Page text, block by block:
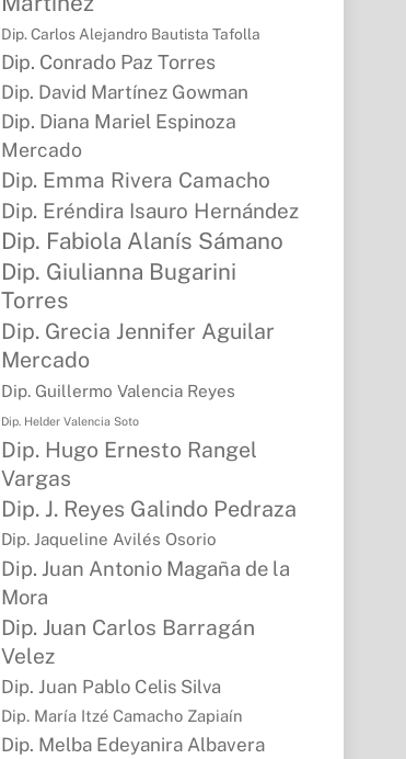
Dip. Carlos Alejandro Bautista Tafolla
Dip. Conrado Paz Torres
Dip. David Martínez Gowman
Dip. Diana Mariel Espinoza
Mercado
Dip. Emma Rivera Camacho
Dip. Eréndira Isauro Hernández
Dip. Fabiola Alanís Sámano
Dip. Giulianna Bugarini
Torres
Dip. Grecia Jennifer Aguilar
Mercado
Dip. Guillermo Valencia Reyes
Dip. Helder Valencia Soto
Dip. Hugo Ernesto Rangel
Vargas
Dip. J. Reyes Galindo Pedraza
Dip. Jaqueline Avilés Osorio
Dip. Juan Antonio Magaña de la
Mora
Dip. Juan Carlos Barragán
Velez
Dip. Juan Pablo Celis Silva
Dip. María Itzé Camacho Zapiaín
Dip. Melba Edeyanira Albavera